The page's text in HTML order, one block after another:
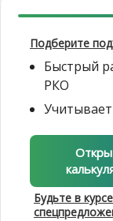
Подберите
Быстрый
РКО
Будьте в